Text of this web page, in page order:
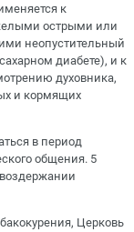
к
острыми или
неопустительный
диабете), и к
духовника,
и кормящих
в период
общения. 5
Церковь